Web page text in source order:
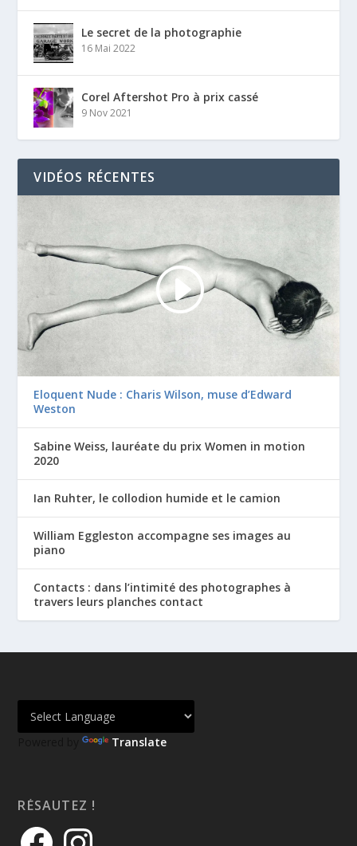
Le secret de la photographie
16 Mai 2022
Corel Aftershot Pro à prix cassé
9 Nov 2021
VIDÉOS RÉCENTES
Eloquent Nude : Charis Wilson, muse d’Edward
Weston
Sabine Weiss, lauréate du prix Women in motion
2020
Ian Ruhter, le collodion humide et le camion
William Eggleston accompagne ses images au
piano
Contacts : dans l’intimité des photographes à
travers leurs planches contact
Powered by Translate
RÉSAUTEZ !